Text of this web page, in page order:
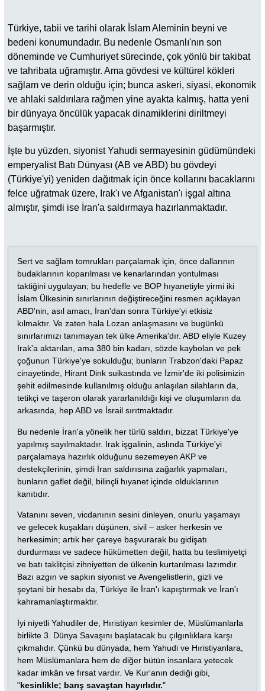
Türkiye, tabii ve tarihi olarak İslam Aleminin beyni ve
bedeni konumundadır. Bu nedenle Osmanlı'nın son
döneminde ve Cumhuriyet sürecinde, çok yönlü bir takibat
ve tahribata uğramıştır. Ama gövdesi ve kültürel kökleri
sağlam ve derin olduğu için; bunca askeri, siyasi, ekonomik
ve ahlaki saldırılara rağmen yine ayakta kalmış, hatta yeni
bir dünyaya öncülük yapacak dinamiklerini diriltmeyi
başarmıştır.
İşte bu yüzden, siyonist Yahudi sermayesinin güdümündeki
emperyalist Batı Dünyası (AB ve ABD) bu gövdeyi
(Türkiye'yi) yeniden dağıtmak için önce kollarını bacaklarını
felce uğratmak üzere, Irak'ı ve Afganistan'ı işgal altına
almıştır, şimdi ise İran'a saldırmaya hazırlanmaktadır.
Sert ve sağlam tomrukları parçalamak için, önce dallarının
budaklarının koparılması ve kenarlarından yontulması
taktiğini uygulayan; bu hedefle ve BOP hıyanetiyle yirmi iki
İslam Ülkesinin sınırlarının değiştireceğini resmen açıklayan
ABD'nin, asıl amacı, İran'dan sonra Türkiye'yi etkisiz
kılmaktır. Ve zaten hala Lozan anlaşmasını ve bugünkü
sınırlarımızı tanımayan tek ülke Amerika'dır. ABD eliyle Kuzey
Irak'a aktarılan, ama 380 bin kadarı, sözde kaybolan ve pek
çoğunun Türkiye'ye sokulduğu; bunların Trabzon'daki Papaz
cinayetinde, Hirant Dink suikastında ve İzmir'de iki polisimizin
şehit edilmesinde kullanılmış olduğu anlaşılan silahların da,
tetikçi ve taşeron olarak yararlanıldığı kişi ve oluşumların da
arkasında, hep ABD ve İsrail sırıtmaktadır.
Bu nedenle İran'a yönelik her türlü saldırı, bizzat Türkiye'ye
yapılmış sayılmaktadır. Irak işgalinin, aslında Türkiye'yi
parçalamaya hazırlık olduğunu sezemeyen AKP ve
destekçilerinin, şimdi İran saldırısına zağarlık yapmaları,
bunların gaflet değil, bilinçli hıyanet içinde olduklarının
kanıtıdır.
Vatanını seven, vicdanının sesini dinleyen, onurlu yaşamayı
ve gelecek kuşakları düşünen, sivil – asker herkesin ve
herkesimin; artık her çareye başvurarak bu gidişatı
durdurması ve sadece hükümetten değil, hatta bu teslimiyetçi
ve batı taklitçisi zihniyetten de ülkenin kurtarılması lazımdır.
Bazı azgın ve sapkın siyonist ve Avengelistlerin, gizli ve
şeytani bir hesabı da, Türkiye ile İran'ı kapıştırmak ve İran'ı
kahramanlaştırmaktır.
İyi niyetli Yahudiler de, Hıristiyan kesimler de, Müslümanlarla
birlikte 3. Dünya Savaşını başlatacak bu çılgınlıklara karşı
çıkmalıdır. Çünkü bu dünyada, hem Yahudi ve Hıristiyanlara,
hem Müslümanlara hem de diğer bütün insanlara yetecek
kadar imkân ve fırsat vardır. Ve Kur'anın dediği gibi,
"kesinlikle; barış savaştan hayırlıdır."